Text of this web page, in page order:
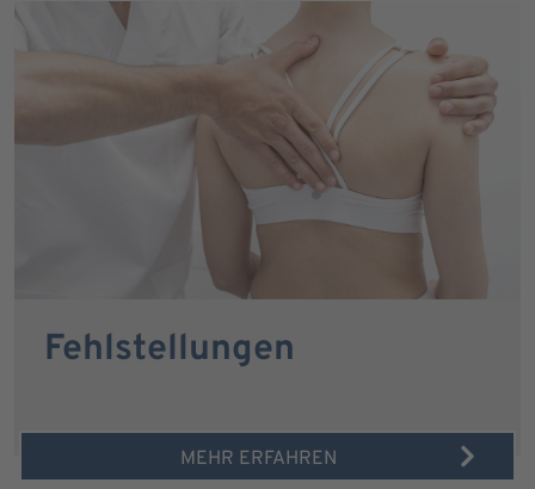
Fehlstellungen
MEHR ERFAHREN